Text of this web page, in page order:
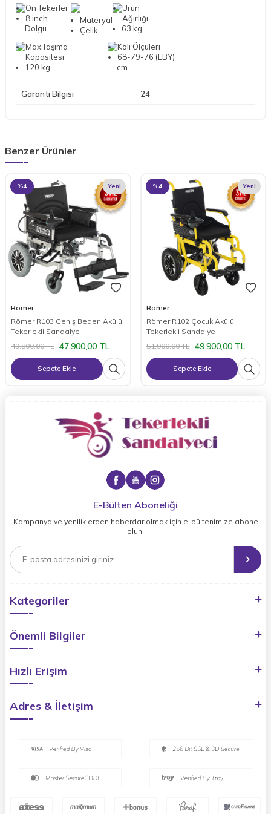
Ön Tekerler
8 inch
Dolgu
Materyal
Çelik
Ürün
Ağırlığı
63 kg
Max.Taşıma
Kapasitesi
120 kg
Koli Ölçüleri
68-79-76 (EBY)
cm
Garanti Bilgisi 24
Benzer Ürünler
%4 Yeni
Römer
Römer R103 Geniş Beden Akülü
Tekerlekli Sandalye
49.800,00TL 47.900,00 TL
Sepete Ekle
%4 Yeni
Römer
Römer R102 Çocuk Akülü
Tekerlekli Sandalye
51.900,00TL 49.900,00TL
Sepete Ekle
E-Bülten Aboneliği
Kampanya ve yeniliklerden haberdar olmak için e-bültenimize abone
olun!
Kategoriler
Önemli Bilgiler
Hızlı Erişim
Adres & İletişim